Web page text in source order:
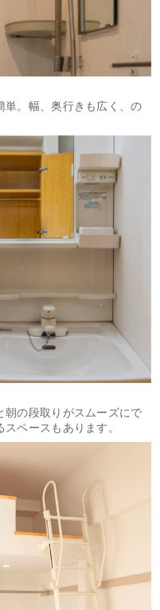
単。幅、奥行きも広く、の
朝の段取りがスムーズにで
ペースもあります。